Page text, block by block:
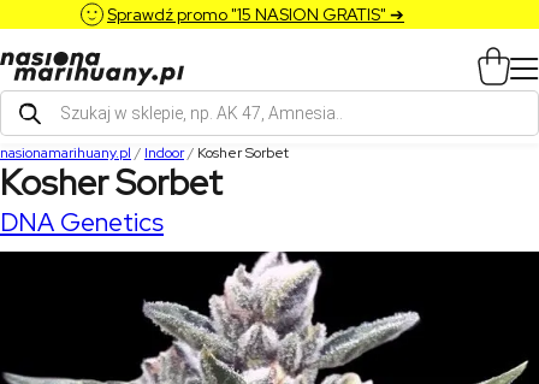
Sprawdź promo "15 NASION GRATIS" ➔
Wyszukiwarka
produktów
nasionamarihuany.pl / Indoor/ Kosher Sorbet
Kosher Sorbet
DNA Genetics